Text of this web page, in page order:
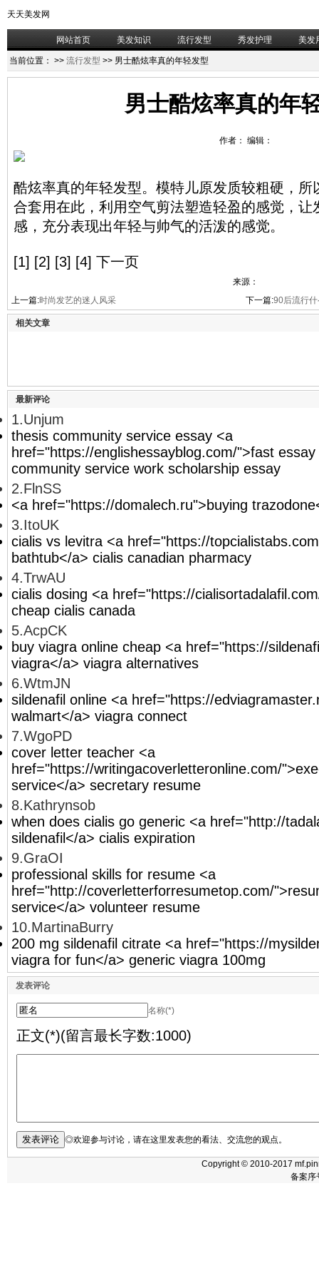
天天美发网
网站首页 美发知识 流行发型 秀发护理 美发
当前位置： >> 流行发型 >> 男士酷炫率真的年轻发型
男士酷炫率真的年
作者： 编辑：
酷炫率真的年轻发型。模特儿原发质较粗硬，所
合套用在此，利用空气剪法塑造轻盈的感觉，让
感，充分表现出年轻与帅气的活泼的感觉。
[1] [2] [3] [4] 下一页
来源：
上一篇:时尚发艺的迷人风采 下一篇:90后流行
相关文章
最新评论
1.Unjum
thesis community service essay <a
href="https://englishessayblog.com/">fast
community service work scholarship essay
2.FlnSS
<a href="https://domalech.ru">buying
3.ItoUK
cialis vs levitra <a href="https://
bathtub</a> cialis canadian pharmacy
4.TrwAU
cialis dosing <a href="https://
cheap cialis canada
5.AcpCK
buy viagra online cheap <a href="https://
viagra</a> viagra alternatives
6.WtmJN
sildenafil online <a href="https://
walmart</a> viagra connect
7.WgoPD
cover letter teacher <a
href="https://writingacoverletteronline.com/
service</a> secretary resume
8.Kathrynsob
when does cialis go generic <a href="http://
sildenafil</a> cialis expiration
9.GraOI
professional skills for resume <a
href="http://coverletterforresumetop.com/
service</a> volunteer resume
10.MartinaBurry
200 mg sildenafil citrate <a href="https://
viagra for fun</a> generic viagra 100mg
发表评论
名称(*)
正文(*)(留言最长字数:1000)
◎欢迎参与讨论，请在这里发表您的看法、交流您的观点。
Copyright © 2010-2017
备案序